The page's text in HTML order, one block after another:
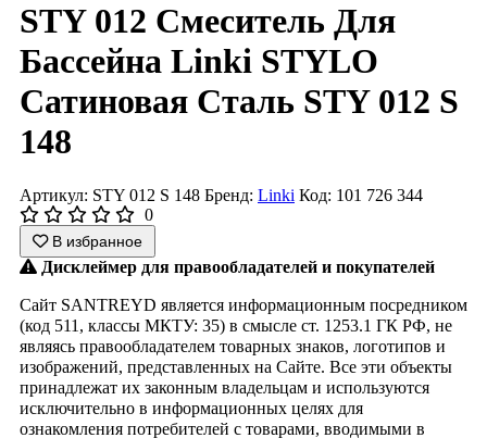
STY 012 Смеситель Для
Бассейна Linki STYLO
Сатиновая Сталь STY 012 S
148
Артикул: STY 012 S 148 Бренд: Linki Код: 101 726 344
0
В избранное
Дисклеймер для правообладателей и покупателей
Сайт SANTREYD является информационным посредником
(код 511, классы МКТУ: 35) в смысле ст. 1253.1 ГК РФ, не
являясь правообладателем товарных знаков, логотипов и
изображений, представленных на Сайте. Все эти объекты
принадлежат их законным владельцам и используются
исключительно в информационных целях для
ознакомления потребителей с товарами, вводимыми в